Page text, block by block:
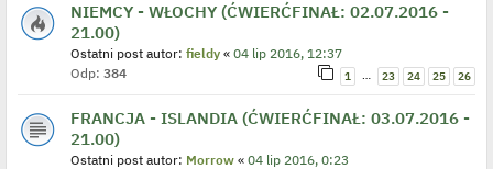
NIEMCY - WŁOCHY (ĆWIERĆFINAŁ: 02.07.2016 -
21.00)
Ostatni post autor: fieldy « 04 lip 2016, 12:37
Odp: 384 1 … 23 24 25 26
FRANCJA - ISLANDIA (ĆWIERĆFINAŁ: 03.07.2016 -
21.00)
Ostatni post autor: Morrow « 04 lip 2016, 0:23